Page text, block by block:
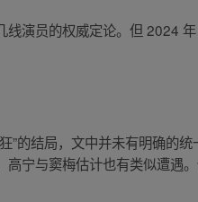
线演员的权威定论。但 2024
”的结局，文中并未有明确的
宁与窦梅估计也有类似遭遇